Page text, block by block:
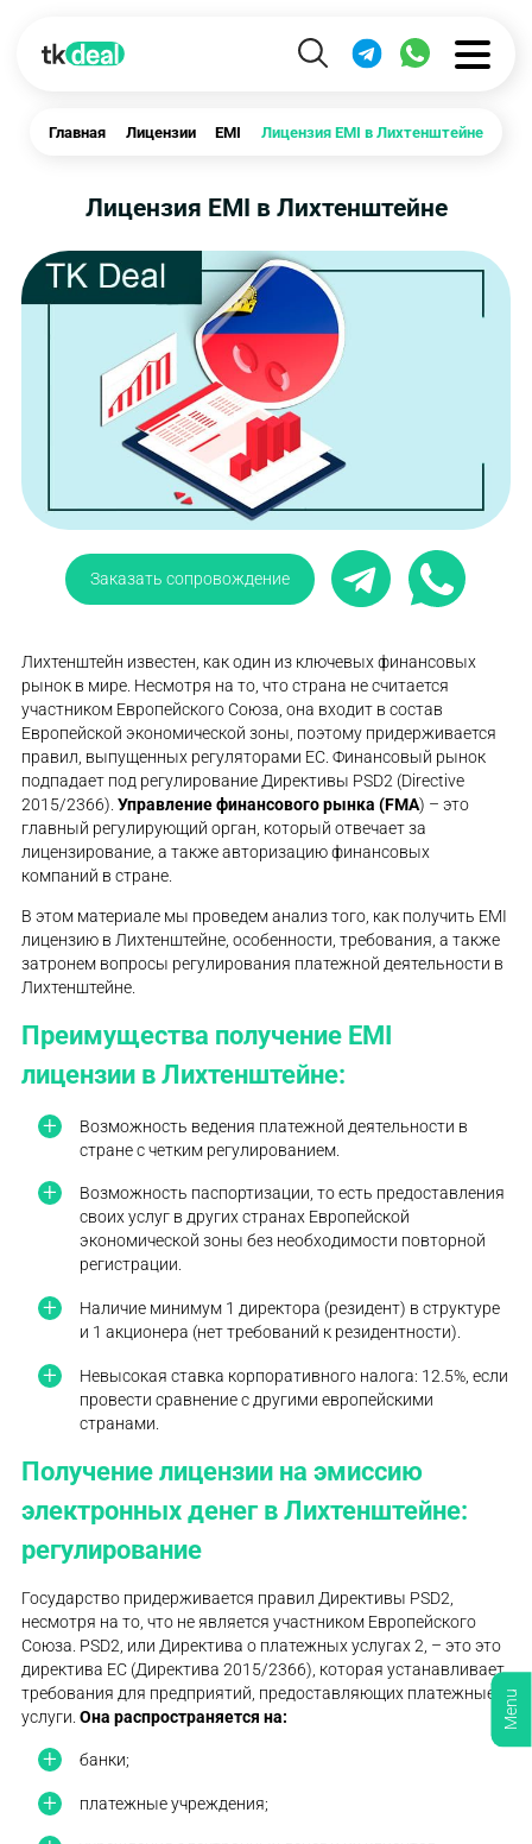
Главная Лицензии EMI Лицензия EMI в Лихтенштейне
Лицензия EMI в Лихтенштейне
Заказать сопровождение
Лихтенштейн известен, как один из ключевых финансовых
рынок в мире. Несмотря на то, что страна не считается
участником Европейского Союза, она входит в состав
Европейской экономической зоны, поэтому придерживается
правил, выпущенных регуляторами ЕС. Финансовый рынок
подпадает под регулирование Директивы PSD2 (Directive
2015/2366).Управление финансового рынка (FMA) – это
главный регулирующий орган, который отвечает за
лицензирование, а также авторизацию финансовых
компаний в стране.
В этом материале мы проведем анализ того, как получить EMI
лицензию в Лихтенштейне, особенности, требования, а также
затронем вопросы регулирования платежной деятельности в
Лихтенштейне.
Преимущества получение EMI
лицензии в Лихтенштейне:
Возможность ведения платежной деятельности в
стране с четким регулированием.
Возможность паспортизации, то есть предоставления
своих услуг в других странах Европейской
экономической зоны без необходимости повторной
регистрации.
Наличие минимум 1 директора (резидент) в структуре
и 1 акционера (нет требований к резидентности).
Невысокая ставка корпоративного налога: 12.5%, если
провести сравнение с другими европейскими
странами.
Получение лицензии на эмиссию
электронных денег в Лихтенштейне:
регулирование
Государство придерживается правил Директивы PSD2,
несмотря на то, что не является участником Европейского
Союза. PSD2, или Директива о платежных услугах 2, – это это
директива ЕС (Директива 2015/2366), которая устанавливает
требования для предприятий, предоставляющих платежные
услуги.Она распространяется на:
банки;
платежные учреждения;
Menu